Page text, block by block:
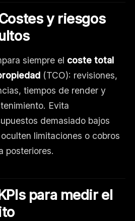
y riesgos
siempre el coste total
(TCO): revisiones,
tiempos de render y
Evita
demasiado bajos
limitaciones o cobros
posteriores.
para medir el